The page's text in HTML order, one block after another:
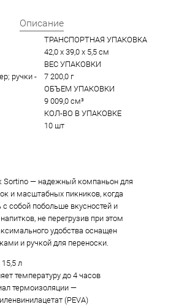
Описание
ручки -
ТРАНСПОРТНАЯ УПАКОВКА
42,0 x 39,0 x 5,5 см
ВЕС УПАКОВКИ
7 200,0 г
ОБЪЕМ УПАКОВКИ
9 009,0 см³
КОЛ-ВО В УПАКОВКЕ
10 шт
— надежный компаньон для
и масштабных пикников, когда
с собой побольше вкусностей и
не перегрузив при этом
удобства оснащен
и ручкой для переноски.
л
температуру до 4 часов
термоизоляции —
(PEVA)